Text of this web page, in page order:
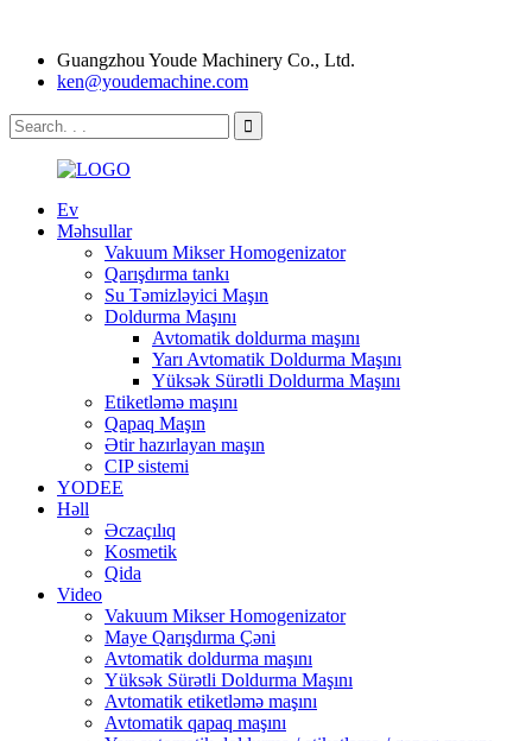
Guangzhou Youde Machinery Co., Ltd.
ken@youdemachine.com
Ev
Məhsullar
Vakuum Mikser Homogenizator
Qarışdırma tankı
Su Təmizləyici Maşın
Doldurma Maşını
Avtomatik doldurma maşını
Yarı Avtomatik Doldurma Maşını
Yüksək Sürətli Doldurma Maşını
Etiketləmə maşını
Qapaq Maşın
Ətir hazırlayan maşın
CIP sistemi
YODEE
Həll
Əczaçılıq
Kosmetik
Qida
Video
Vakuum Mikser Homogenizator
Maye Qarışdırma Çəni
Avtomatik doldurma maşını
Yüksək Sürətli Doldurma Maşını
Avtomatik etiketləmə maşını
Avtomatik qapaq maşını